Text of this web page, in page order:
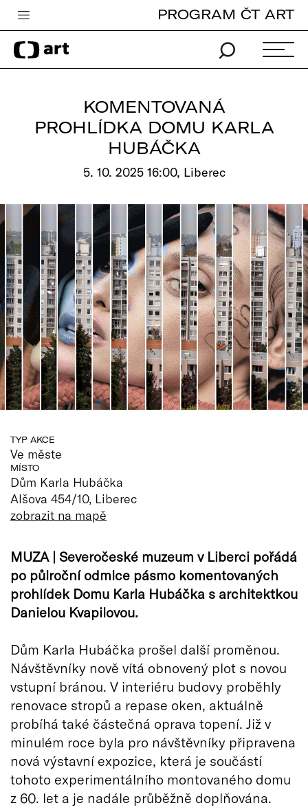
Česká televize
Zpravodajství
iVysílání
edu
Vše o ČT
PROGRAM ČT ART
KOMENTOVANÁ
PROHLÍDKA DOMU KARLA
HUBÁČKA
5. 10. 2025 16:00, Liberec
TYP AKCE
Ve měste
MÍSTO
Dům Karla Hubáčka
Alšova 454/10, Liberec
zobrazit na mapě
MUZA | Severočeské muzeum v Liberci pořádá
po půlroční odmlce pásmo komentovaných
prohlídek Domu Karla Hubáčka s architektkou
Danielou Kvapilovou.
Dům Karla Hubáčka prošel další proměnou.
Návštěvníky nově vítá obnovený plot s novou
vstupní bránou. V interiéru budovy proběhly
renovace stropů a repase oken, aktuálně
probíhá také částečná oprava topení. Již v
minulém roce byla pro návštěvníky připravena
nová výstavní expozice, která je součástí
tohoto experimentálního montovaného domu
z 60. let a je nadále průběžně doplňována.